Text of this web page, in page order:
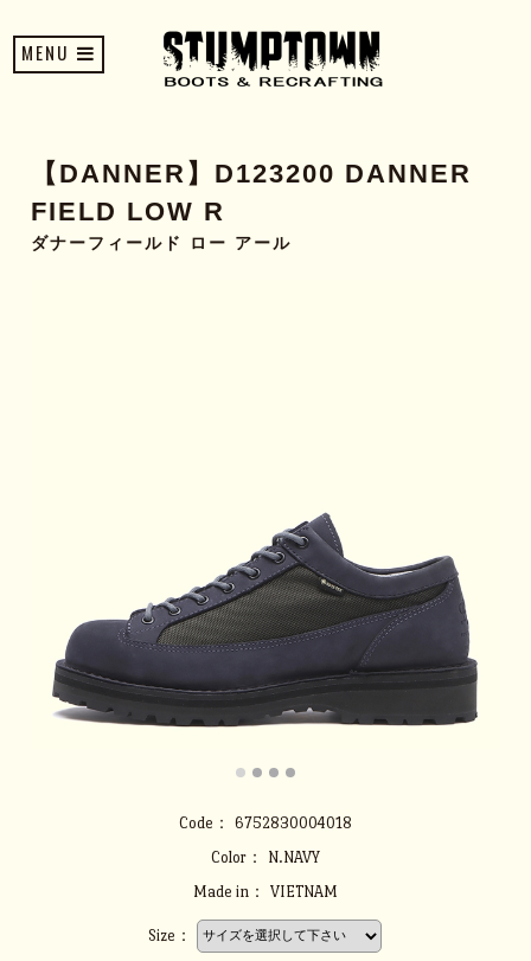
MENU
【DANNER】D123200 DANNER
FIELD LOW R
ダナーフィールド ロー アール
Code：
6752830004018
Color：
N.NAVY
Made in：
VIETNAM
Size：